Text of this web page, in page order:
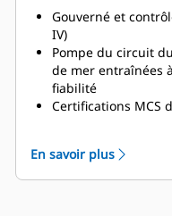
Gouverné et
IV)
Pompe du circuit
de mer entraînées
fiabilité
Certifications MCS
droit disponibles
En savoir plus